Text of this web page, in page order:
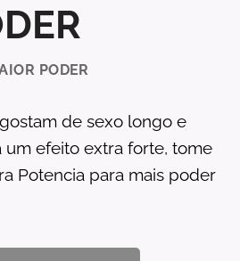
PODER
de sexo longo e
um efeito extra forte, tome
Potencia para mais poder